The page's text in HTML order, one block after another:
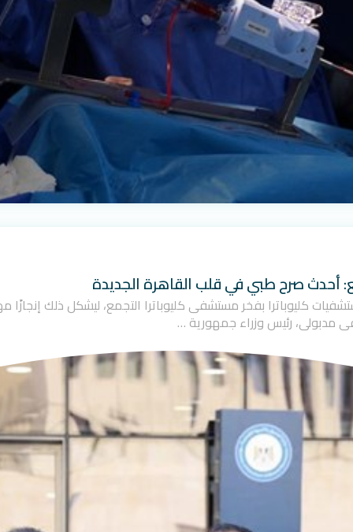
أحدث صرح طبي في قلب القاهرة الجديدة
مجموعة مستشفيات كليوباترا بفخر مستشفى كليوباترا التجمع، ليشكل ذلك
مدبولي، رئيس وزراء جمهورية …